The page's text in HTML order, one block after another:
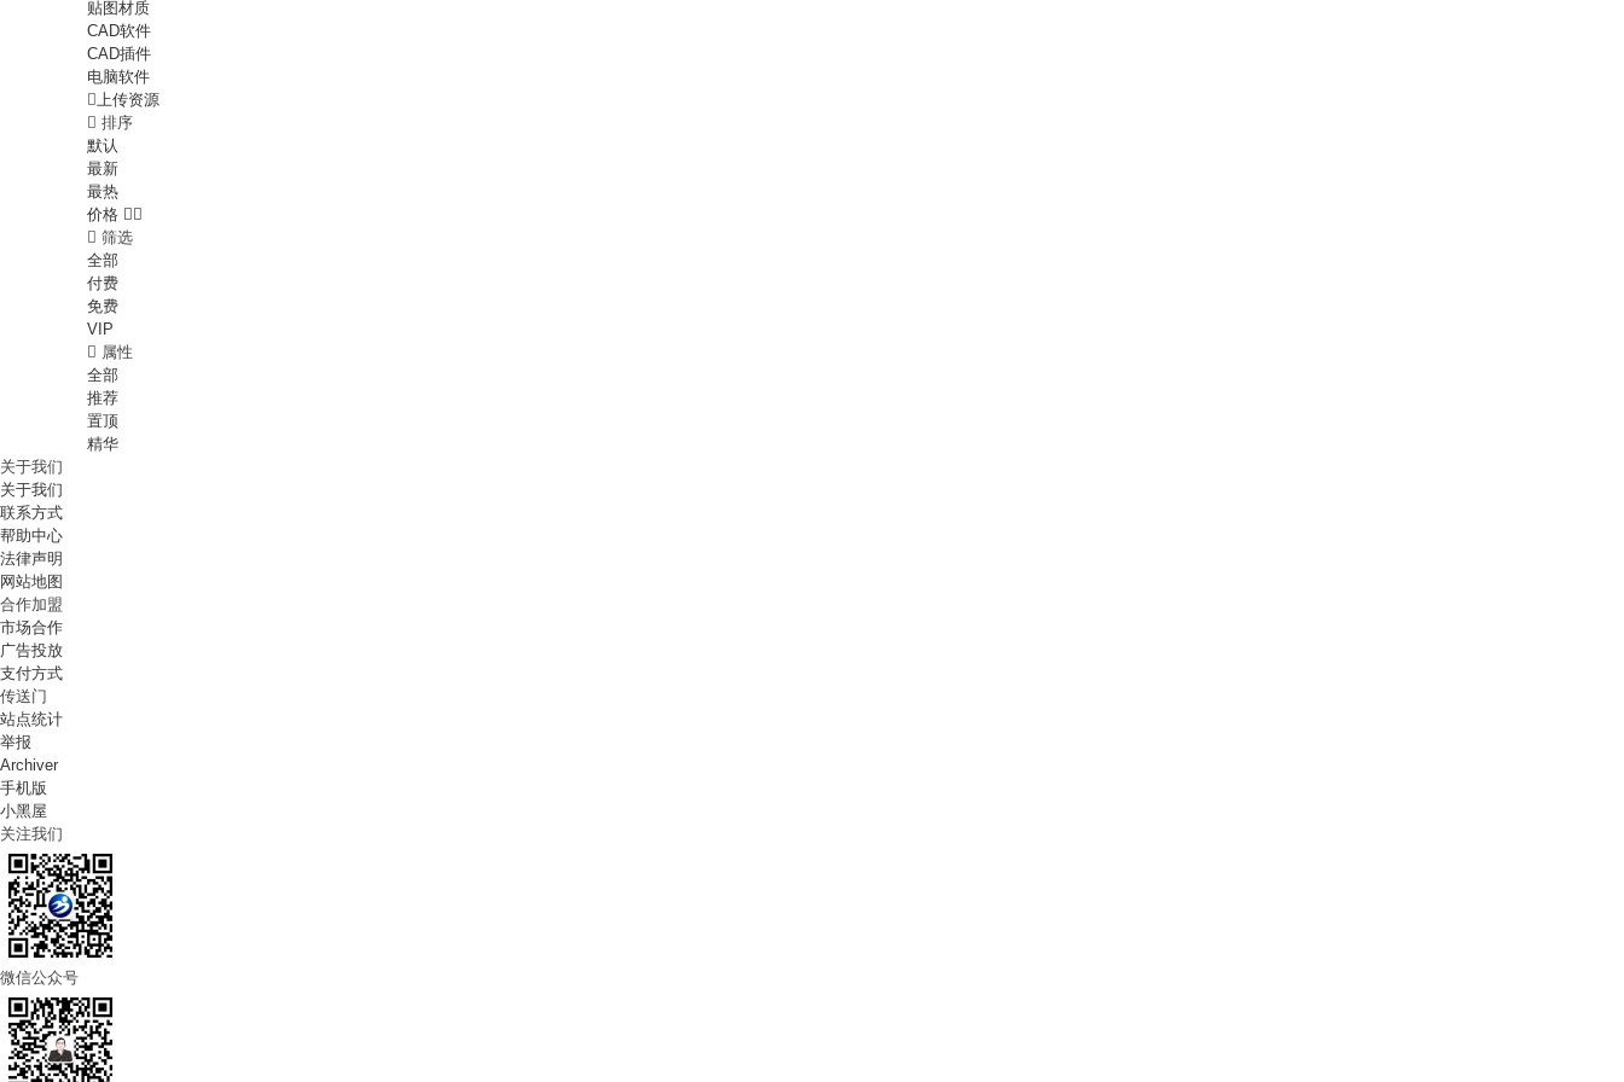
贴图材质
CAD软件
CAD插件
电脑软件
上传资源
 排序
默认
最新
最热
价格  
 筛选
全部
付费
免费
VIP
 属性
全部
推荐
置顶
精华
关于我们
关于我们
联系方式
帮助中心
法律声明
网站地图
合作加盟
市场合作
广告投放
支付方式
传送门
站点统计
举报
Archiver
手机版
小黑屋
关注我们
微信公众号